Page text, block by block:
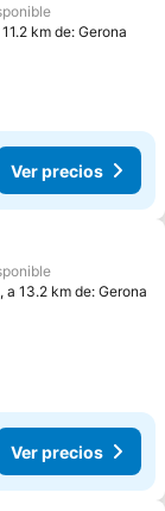
km de: Gerona
Ver precios
13.2 km de: Gerona
Ver precios